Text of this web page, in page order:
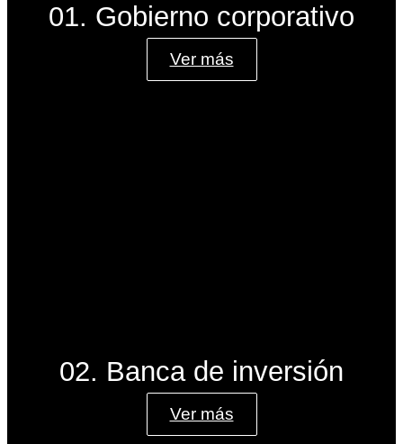
01. Gobierno corporativo
Ver más
02. Banca de inversión
Ver más